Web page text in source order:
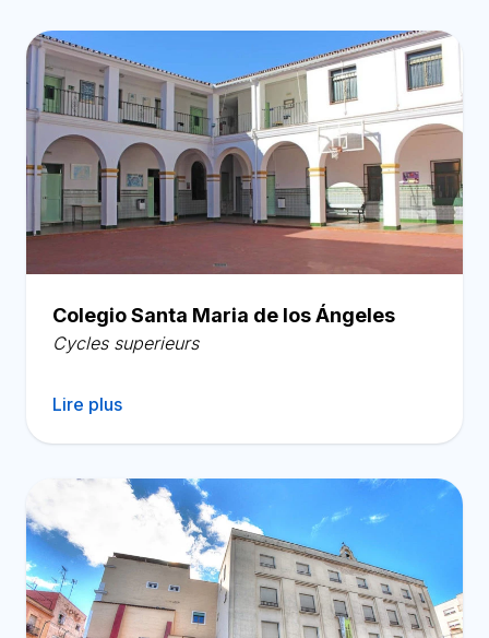
Colegio Santa Maria de los Ángeles
Cycles superieurs
Lire plus